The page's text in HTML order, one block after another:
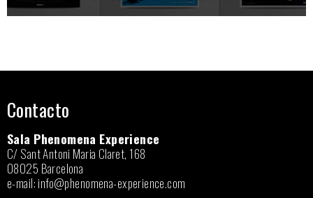
Contacto
Sala Phenomena Experience
C/ Sant Antoni Maria Claret, 168
08025 Barcelona
e-mail:info@phenomena-experience.com